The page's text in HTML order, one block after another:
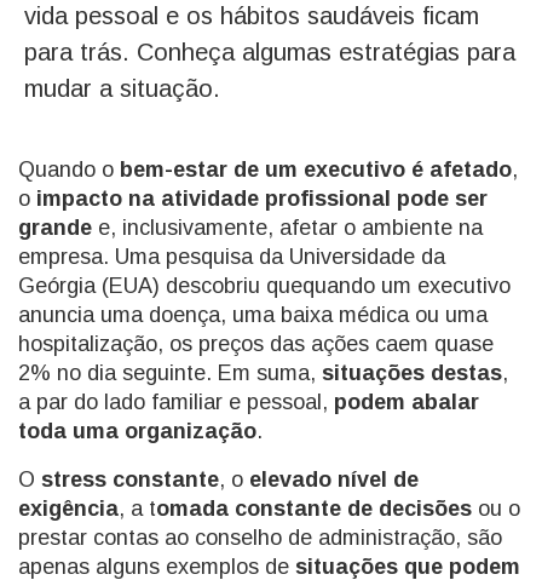
vida pessoal e os hábitos saudáveis ficam
para trás. Conheça algumas estratégias para
mudar a situação.
Quando o bem-estar de um executivo é afetado,
o impacto na atividade profissional pode ser
grande e, inclusivamente, afetar o ambiente na
empresa. Uma pesquisa da Universidade da
Geórgia (EUA) descobriu quequando um executivo
anuncia uma doença, uma baixa médica ou uma
hospitalização, os preços das ações caem quase
2% no dia seguinte. Em suma, situações destas,
a par do lado familiar e pessoal, podem abalar
toda uma organização.
O stress constante, o elevado nível de
exigência, a tomada constante de decisões ou o
prestar contas ao conselho de administração, são
apenas alguns exemplos de situações que podem